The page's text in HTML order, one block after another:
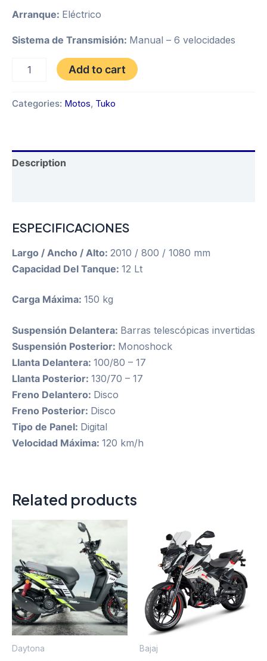
Arranque: Eléctrico
Sistema de Transmisión: Manual – 6 velocidades
GT
Add to cart
Categories: Motos, Tuko
Description
ESPECIFICACIONES
Largo / Ancho / Alto: 2010 / 800 / 1080 mm
Capacidad Del Tanque: 12 Lt
Carga Máxima: 150 kg
Suspensión Delantera: Barras telescópicas invertidas
Suspensión Posterior: Monoshock
Llanta Delantera: 100/80 – 17
Llanta Posterior: 130/70 – 17
Freno Delantero: Disco
Freno Posterior: Disco
Tipo de Panel: Digital
Velocidad Máxima: 120 km/h
Related products
Daytona Bajaj